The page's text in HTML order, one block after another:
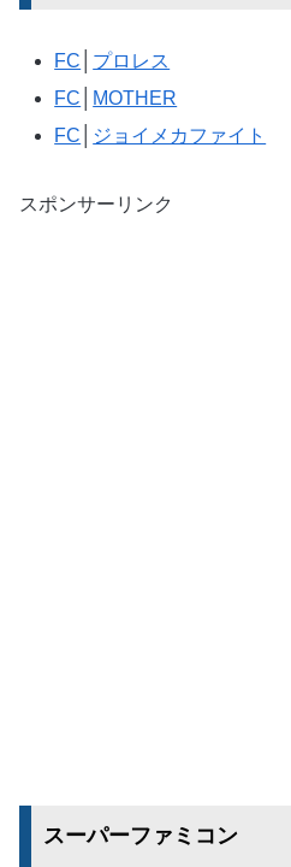
FC
プロレス
FC
MOTHER
FC
ジョイメカファイト
スポンサーリンク
スーパーファミコン